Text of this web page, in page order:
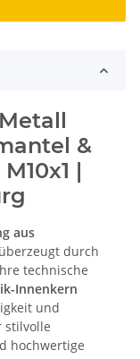
&
|
aus
durch
technische
Innenkern
und
stilvolle
hochwertige